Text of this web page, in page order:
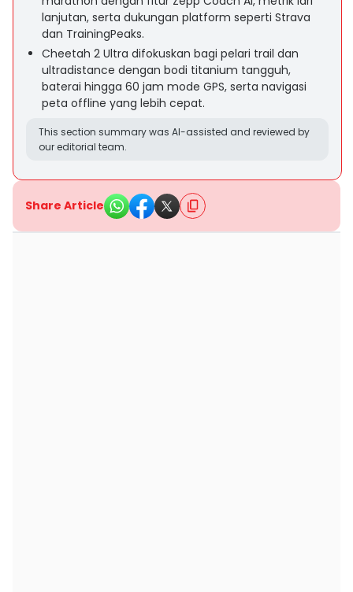
lanjutan, serta dukungan platform seperti Strava
dan TrainingPeaks.
Cheetah 2 Ultra difokuskan bagi pelari trail dan
ultradistance dengan bodi titanium tangguh,
baterai hingga 60 jam mode GPS, serta navigasi
peta offline yang lebih cepat.
This section summary was AI-assisted and reviewed by
our editorial team.
Share Article